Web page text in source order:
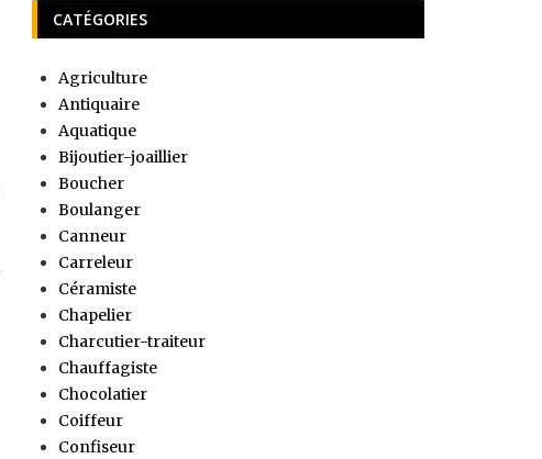
CATÉGORIES
Agriculture
Antiquaire
Aquatique
Bijoutier-joaillier
Boucher
Boulanger
Canneur
Carreleur
Céramiste
Chapelier
Charcutier-traiteur
Chauffagiste
Chocolatier
Coiffeur
Confiseur